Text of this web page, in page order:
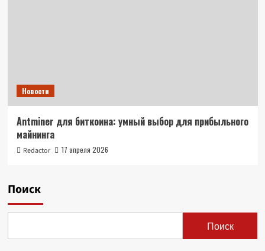
Новости
Antminer для биткоина: умный выбор для прибыльного
майнинга
Redactor 17 апреля 2026
Поиск
Поиск